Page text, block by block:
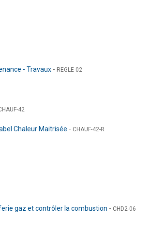
- Travaux - REGLE-02
42
Chaleur Maitrisée - CHAUF-42-R
gaz et contrôler la combustion - CHD2-06